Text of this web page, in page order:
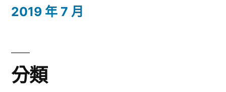
2019 年 7 月
分類